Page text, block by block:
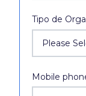
Tipo de
Mobile